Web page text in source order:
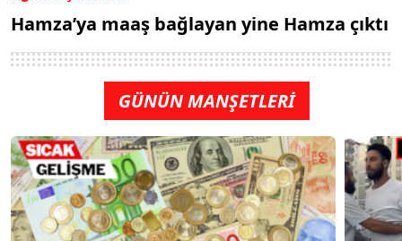
Hamza’ya maaş bağlayan yine Hamza çıktı
GÜNÜN MANŞETLERİ